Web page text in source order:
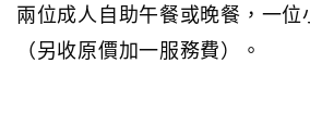
兩位成人自助午餐或晚餐，一
（另收原價加一服務費）。